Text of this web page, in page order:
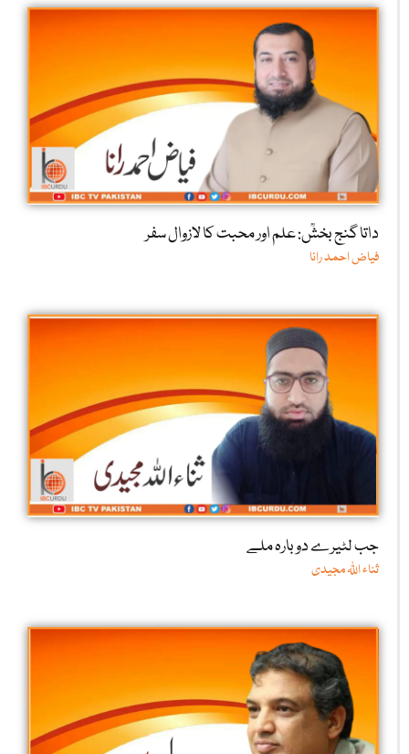
داتا گنج بخشؒ: علم اور محبت کا لازوال سفر
فیاض احمد رانا
جب لٹیرے دوبارہ ملے
ثناء اللّٰہ مجیدی